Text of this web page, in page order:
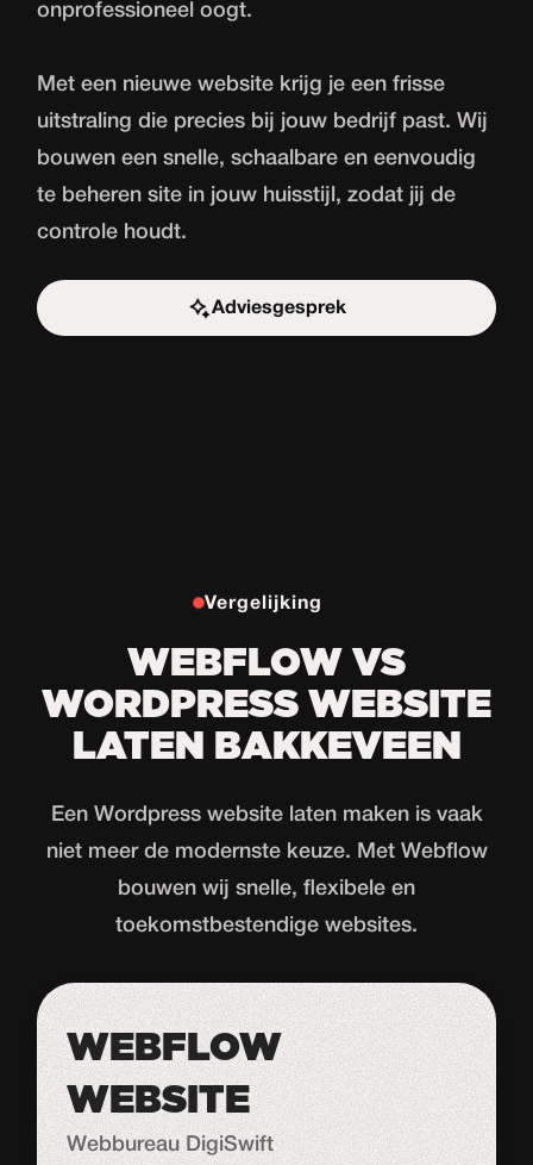
onprofessioneel oogt.
Met een nieuwe website krijg je een frisse
uitstraling die precies bij jouw bedrijf past. Wij
bouwen een snelle, schaalbare en eenvoudig
te beheren site in jouw huisstijl, zodat jij de
controle houdt.
Adviesgesprek
Start de uitdaging
Vergelijking
WEBFLOW VS
WORDPRESS WEBSITE
LATEN BAKKEVEEN
Een Wordpress website laten maken is vaak
niet meer de modernste keuze. Met Webflow
bouwen wij snelle, flexibele en
toekomstbestendige websites.
WEBFLOW
WEBSITE
Webbureau DigiSwift